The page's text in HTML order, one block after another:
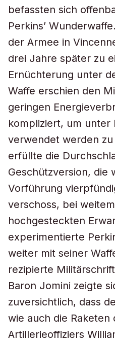
befassten sich
Perkins’
der Armee in
drei Jahre später zu
Ernüchterung unter
Waffe erschien den
geringen
kompliziert, um unter
verwendet werden
erfüllte die
Geschützversion, die
Vorführung
verschoss, bei
hochgesteckten
experimentierte
weiter mit seiner
rezipierte
Baron Jomini zeigte
zuversichtlich, dass
wie auch die Raketen
Artillerieoffiziers